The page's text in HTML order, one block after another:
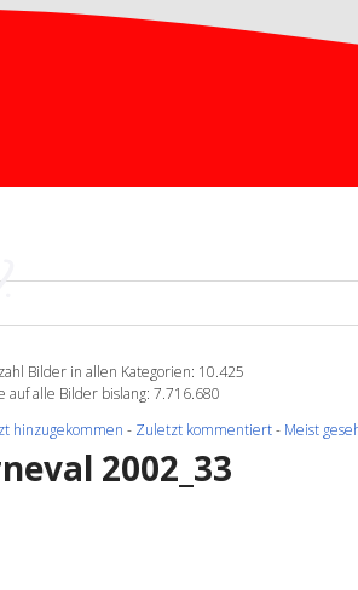
Bilder in allen Kategorien: 10.425
auf alle Bilder bislang: 7.716.680
hinzugekommen - Zuletzt kommentiert- Meist
2002_33